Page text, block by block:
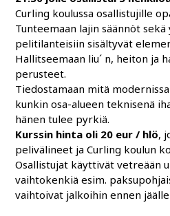
Curling koulussa osallistujille
Tunteemaan lajin säännöt
pelitilanteisiin sisältyvät
Hallitseemaan liu´ n, heiton ja
perusteet.
Tiedostamaan mitä
kunkin osa-alueen teknisenä
hänen tulee pyrkiä.
Kurssin hinta oli 20 eur / hlö,
pelivälineet ja Curling koulun
Osallistujat käyttivät vetreään
vaihtokenkiä esim.
vaihtoivat jalkoihin ennen